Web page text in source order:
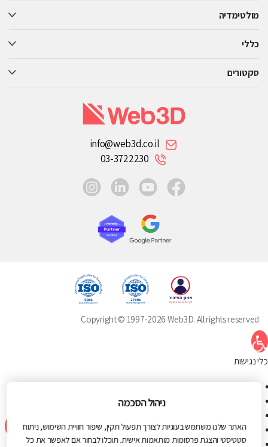
מולטימדיה
כללי
סקטורים
info@web3d.co.il
03-3722230
facebook
youtube
linkedin
Copyright © 1997-2026 Web3D. All rights reserved
פתח סרגל נגישות
כלי נגישות
ניגודיות גבוהה
ניגודיות הפוכה
ניהול הסכמה
האתר שלנו משתמש בעוגיות לצורך תפעול תקין, שיפור חוויית השימוש, ניתוח
סטטיסטי והצגת פרסומות מותאמות אישית. תוכלו לבחור אם לאפשר את כל